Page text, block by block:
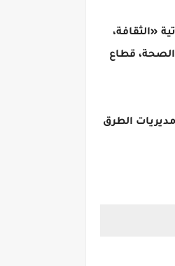
الآتية «الثقافة،
الصحة، قطاع
الطرق